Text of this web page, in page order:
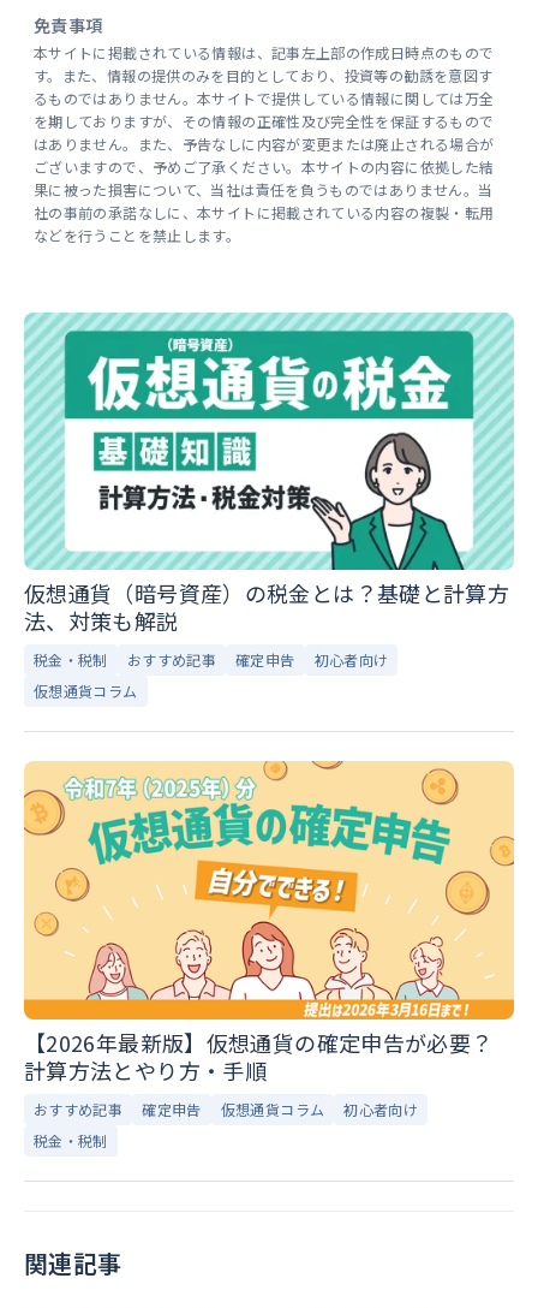
免責事項
本サイトに掲載されている情報は、記事左上部の作成日時点のもので
す。また、情報の提供のみを目的としており、投資等の勧誘を意図す
るものではありません。本サイトで提供している情報に関しては万全
を期しておりますが、その情報の正確性及び完全性を保証するもので
はありません。また、予告なしに内容が変更または廃止される場合が
ございますので、予めご了承ください。本サイトの内容に依拠した結
果に被った損害について、当社は責任を負うものではありません。当
社の事前の承諾なしに、本サイトに掲載されている内容の複製・転用
などを行うことを禁止します。
仮想通貨（暗号資産）の税金とは？基礎と計算方
法、対策も解説
税金・税制 おすすめ記事 確定申告
初心者向け
仮想通貨コラム
【2026年最新版】仮想通貨の確定申告が必要？
計算方法とやり方・手順
おすすめ記事 確定申告 仮想通貨コラム
初心者向け
税金・税制
関連記事